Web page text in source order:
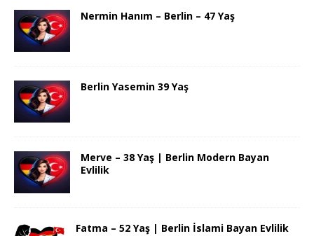
Nermin Hanım – Berlin – 47 Yaş
Berlin Yasemin 39 Yaş
Merve – 38 Yaş | Berlin Modern Bayan
Evlilik
Fatma – 52 Yaş | Berlin İslami Bayan Evlilik